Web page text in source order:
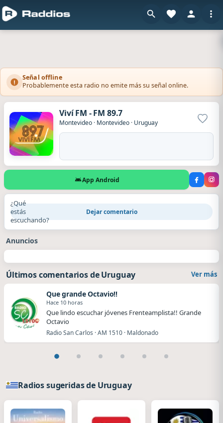
Señal offline
Probablemente esta radio no emite más su señal online.
Viví FM - FM 89.7
Montevideo · Montevideo · Uruguay
App Android
¿Qué
estás
escuchando?
Dejar comentario
Anuncios
Últimos comentarios de Uruguay Ver más
Que grande Octavio!!
Hace 10 horas
Que lindo escuchar jóvenes Frenteamplista!! Grande
Octavio
Radio San Carlos · AM 1510 · Maldonado
Radios sugeridas de Uruguay